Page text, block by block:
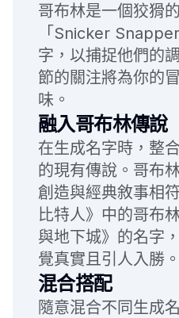
哥布林是一個狡猾
「Snicker
字，以捕捉他們的
節的關注將為你的
味。
融入哥布林傳說
在生成名字時，整
的現有傳說。哥布
創造與經典敘事相
比特人》中的哥布
與地下城》的名字
覺真實且引人入勝。
混合搭配
隨意混合不同生成